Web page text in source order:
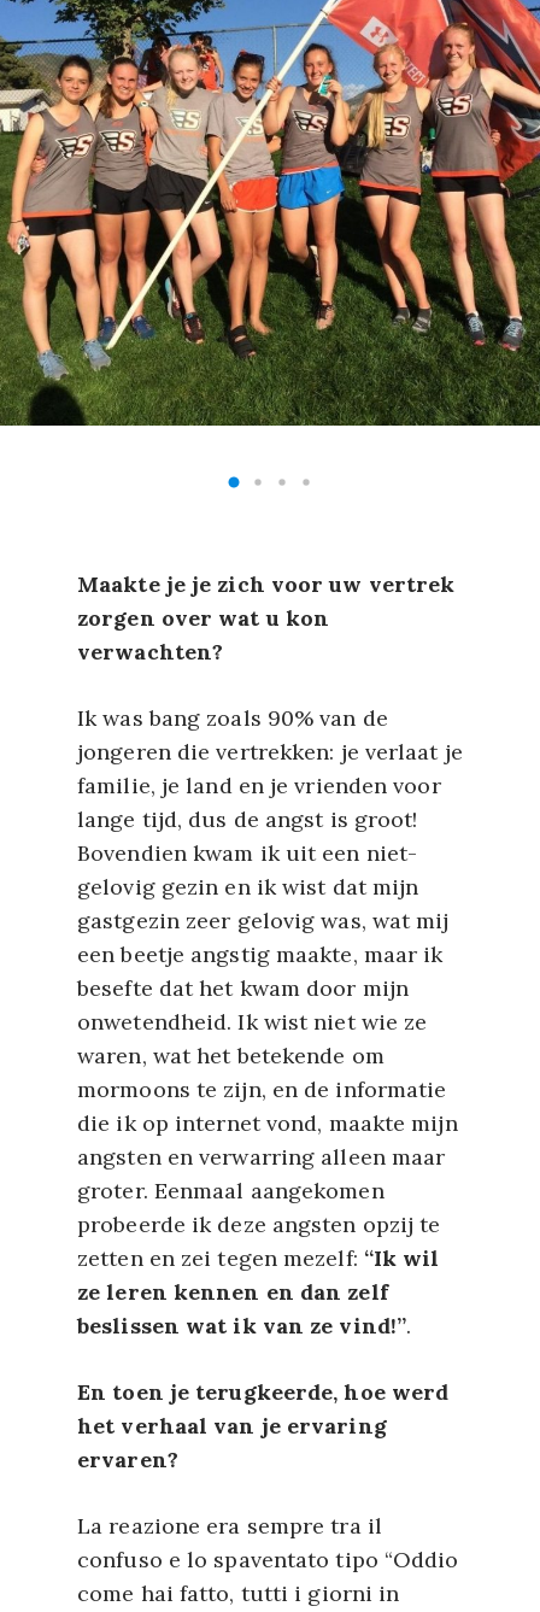
Maakte je je zich voor uw vertrek
zorgen over wat u kon
verwachten?
Ik was bang zoals 90% van de
jongeren die vertrekken: je verlaat je
familie, je land en je vrienden voor
lange tijd, dus de angst is groot!
Bovendien kwam ik uit een niet-
gelovig gezin en ik wist dat mijn
gastgezin zeer gelovig was, wat mij
een beetje angstig maakte, maar ik
besefte dat het kwam door mijn
onwetendheid. Ik wist niet wie ze
waren, wat het betekende om
mormoons te zijn, en de informatie
die ik op internet vond, maakte mijn
angsten en verwarring alleen maar
groter. Eenmaal aangekomen
probeerde ik deze angsten opzij te
zetten en zei tegen mezelf: “Ik wil
ze leren kennen en dan zelf
beslissen wat ik van ze vind!”.
En toen je terugkeerde, hoe werd
het verhaal van je ervaring
ervaren?
La reazione era sempre tra il
confuso e lo spaventato tipo “Oddio
come hai fatto, tutti i giorni in